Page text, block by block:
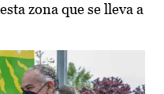
zona que se lleva a